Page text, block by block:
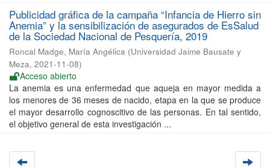
Publicidad gráfica de la campaña “Infancia de Hierro sin
Anemia” y la sensibilización de asegurados de EsSalud
de la Sociedad Nacional de Pesquería, 2019
Roncal Madge, María Angélica (Universidad Jaime Bausate y
Meza, 2021-11-08)
Acceso abierto
La anemia es una enfermedad que aqueja en mayor medida a
los menores de 36 meses de nacido, etapa en la que se produce
el mayor desarrollo cognoscitivo de las personas. En tal sentido,
el objetivo general de esta investigación ...